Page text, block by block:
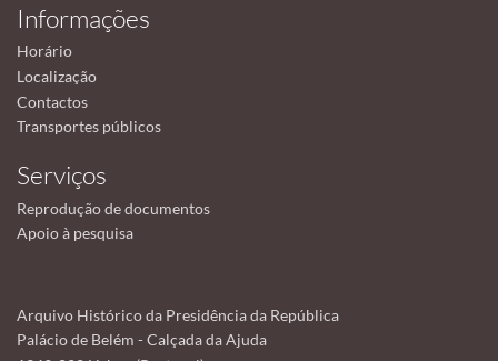
Informações
Horário
Localização
Contactos
Transportes públicos
Serviços
Reprodução de documentos
Apoio à pesquisa
Arquivo Histórico da Presidência da República
Palácio de Belém - Calçada da Ajuda